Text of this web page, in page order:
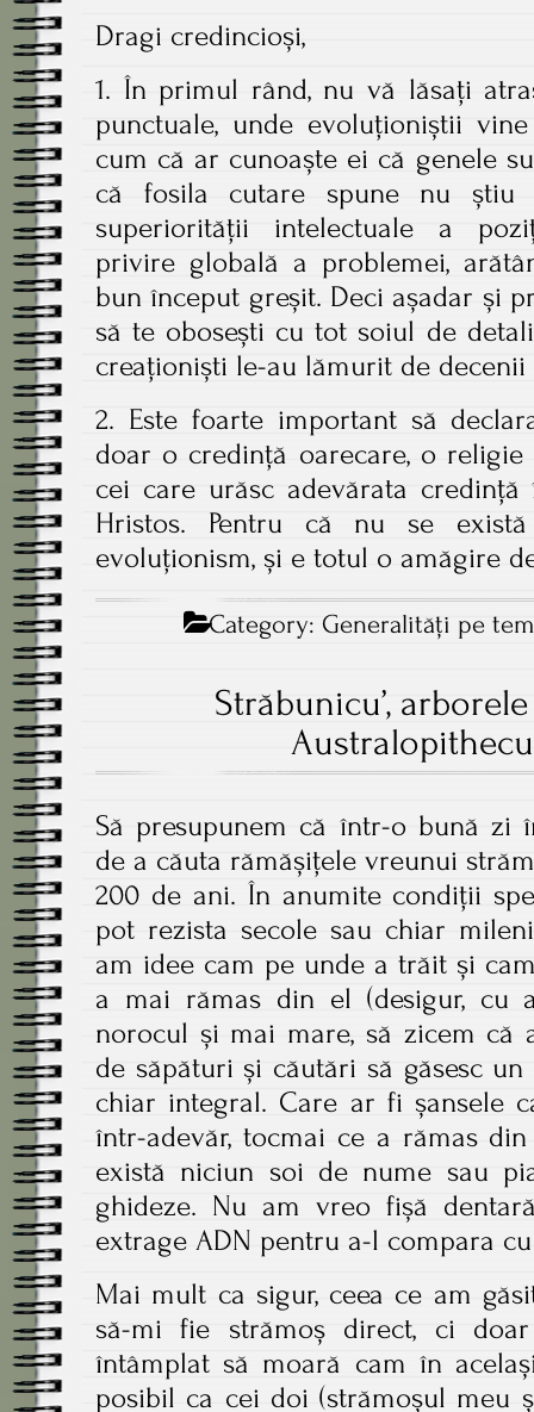
Dragi credincioși,
1. În primul rând, nu vă lăsați
punctuale, unde evoluționiștii
cum că ar cunoaște ei că genele
că fosila cutare spune nu știu
superiorității intelectuale a
privire globală a problemei,
bun început greșit. Deci așadar și
să te obosești cu tot soiul de
creaționiști le-au lămurit de decenii
2. Este foarte important să
doar o credință oarecare, o
cei care urăsc adevărata
Hristos. Pentru că nu se
evoluționism, și e totul o amăgire
Category:Generalităţi pe
Străbunicu’,
Să presupunem că într-o bună zi
de a căuta rămășițele vreunui
200 de ani. În anumite condiții
pot rezista secole sau chiar
am idee cam pe unde a trăit și
a mai rămas din el (desigur, cu
norocul și mai mare, să zicem că
de săpături și căutări să găsesc
chiar integral. Care ar fi șansele
într-adevăr, tocmai ce a rămas
există niciun soi de nume sau
ghideze. Nu am vreo fișă
extrage ADN pentru a-l compara
Mai mult ca sigur, ceea ce am
să-mi fie strămoș direct, ci
întâmplat să moară cam în
posibil ca cei doi (strămoșul meu